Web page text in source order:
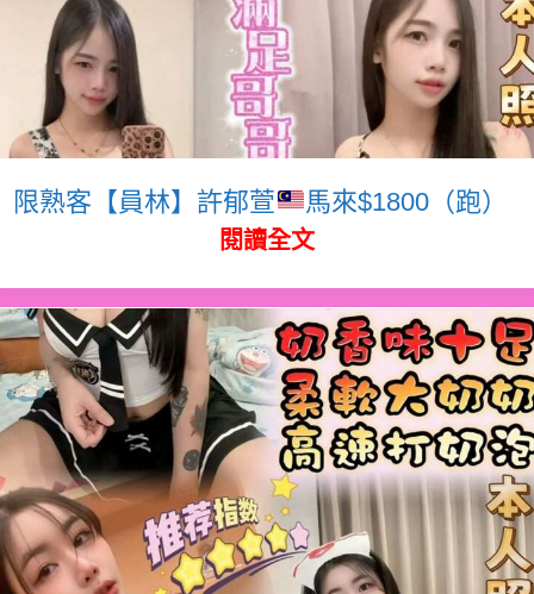
限熟客【員林】許郁萱 馬來$1800（跑）
閱讀全文